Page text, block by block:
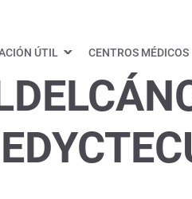
ÚTIL CENTROS MÉDICOS